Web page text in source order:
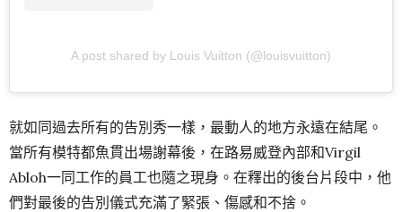
A post shared by Louis Vuitton (@louisvuitton)
就如同過去所有的告別秀一樣，最動人的地方永遠在結尾。
當所有模特都魚貫出場謝幕後，在路易威登內部和Virgil
Abloh一同工作的員工也隨之現身。在釋出的後台片段中，他
們對最後的告別儀式充滿了緊張、傷感和不捨。